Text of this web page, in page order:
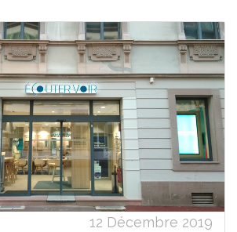
12 Décembre 2019